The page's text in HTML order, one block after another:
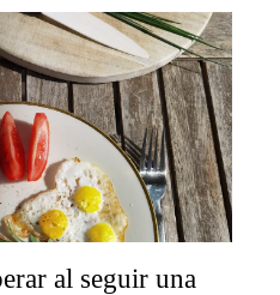
al seguir una